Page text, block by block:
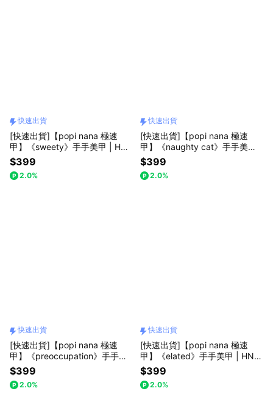
快速出貨
[快速出貨]【popi nana 極速
甲】《sweety》手手美甲 | HN-
013 (盒裝 / 每款24片)
$399
2.0%
快速出貨
[快速出貨]【popi nana 極速
甲】《naughty cat》手手美甲 |
HN-145 (盒裝 / 每款24片)
$399
2.0%
快速出貨
[快速出貨]【popi nana 極速
甲】《preoccupation》手手美
甲 | HN-194 (盒裝 / 每款24片)
$399
2.0%
快速出貨
[快速出貨]【popi nana 極速
甲】《elated》手手美甲 | HN-2
15 (盒裝 / 每款24片)
$399
2.0%